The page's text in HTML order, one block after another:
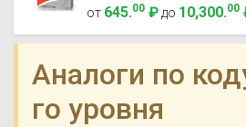
от 645.00 ₽ до 10,300.00
Аналоги по
го уровня